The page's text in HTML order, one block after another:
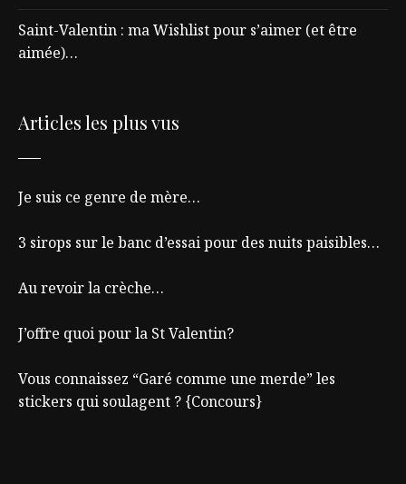
Saint-Valentin : ma Wishlist pour s’aimer (et être
aimée)…
Articles les plus vus
Je suis ce genre de mère…
3 sirops sur le banc d’essai pour des nuits paisibles…
Au revoir la crèche…
J’offre quoi pour la St Valentin?
Vous connaissez “Garé comme une merde” les
stickers qui soulagent ? {Concours}